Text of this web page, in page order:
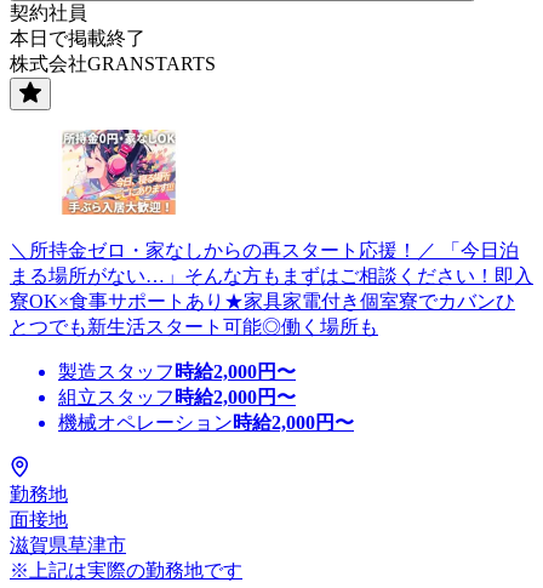
契約社員
本日で掲載終了
株式会社GRANSTARTS
＼所持金ゼロ・家なしからの再スタート応援！／ 「今日泊
まる場所がない…」そんな方もまずはご相談ください！即入
寮OK×食事サポートあり★家具家電付き個室寮でカバンひ
とつでも新生活スタート可能◎働く場所も
製造スタッフ 時給2,000円〜
組立スタッフ 時給2,000円〜
機械オペレーション時給2,000円〜
勤務地
面接地
滋賀県草津市
※上記は実際の勤務地です